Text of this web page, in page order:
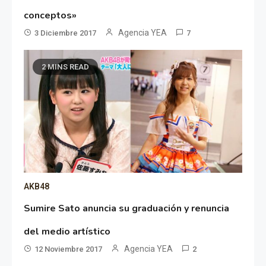
conceptos»
3 Diciembre 2017 Agencia YEA 7
2 MINS READ
AKB48
Sumire Sato anuncia su graduación y renuncia
del medio artístico
12 Noviembre 2017 Agencia YEA 2